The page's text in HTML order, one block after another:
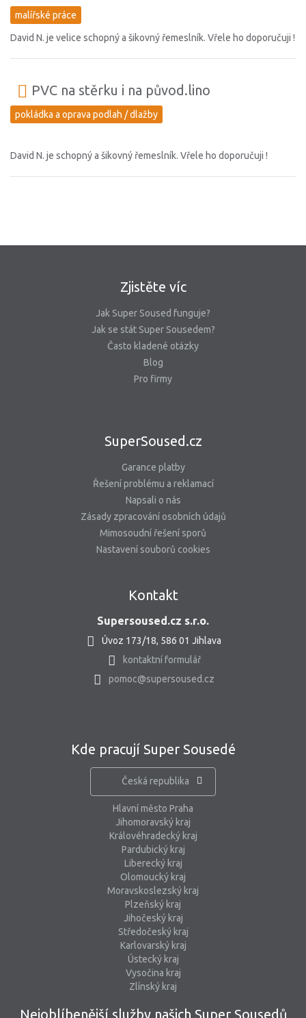
malířské práce
David N. je velice schopný a šikovný řemeslník. Vřele ho doporučuji !
PVC na stěrku i na původ.lino
pokládka a oprava podlah / dlažby
David N. je schopný a šikovný řemeslník. Vřele ho doporučuji !
Zjistěte víc
Jak Super Soused funguje?
Jak se stát Super Sousedem?
Často kladené otázky
Blog
Pro firmy
SuperSoused.cz
Garance platby
Řešení problému a reklamací
Napsali o nás
Zásady zpracování osobních údajů
Mimosoudní řešení sporů
Nastavení souborů cookies
Kontakt
Supersoused.cz s.r.o.
Úvoz 173/18, 586 01 Jihlava
kontaktní formulář
pomoc@supersoused.cz
Kde pracují Super Sousedé
Česká republika
Hlavní město Praha
Jihomoravský kraj
Královéhradecký kraj
Pardubický kraj
Liberecký kraj
Olomoucký kraj
Moravskoslezský kraj
Plzeňský kraj
Jihočeský kraj
Středočeský kraj
Karlovarský kraj
Ústecký kraj
Vysočina kraj
Zlínský kraj
Nejoblíbenější služby našich Super Sousedů